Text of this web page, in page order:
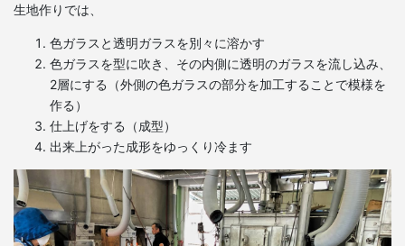
生地作りでは、
色ガラスと透明ガラスを別々に溶かす
色ガラスを型に吹き、その内側に透明のガラスを流し込み、
2層にする（外側の色ガラスの部分を加工することで模様を
作る）
仕上げをする（成型）
出来上がった成形をゆっくり冷ます